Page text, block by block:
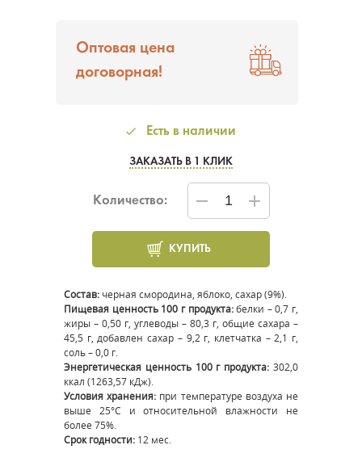
Оптовая цена
договорная!
Есть в наличии
ЗАКАЗАТЬ В 1 КЛИК
Количество:
КУПИТЬ
Состав: черная смородина, яблоко, сахар (9%).
Пищевая ценность 100 г продукта:белки – 0,7 г,
жиры – 0,50 г, углеводы – 80,3 г, общие сахара –
45,5 г, добавлен сахар – 9,2 г, клетчатка – 2,1 г,
соль – 0,0 г.
Энергетическая ценность 100 г продукта: 302,0
ккал (1263,57 кДж).
Условия хранения: при температуре воздуха не
выше 25°С и относительной влажности не
более 75%.
Срок годности: 12 мес.